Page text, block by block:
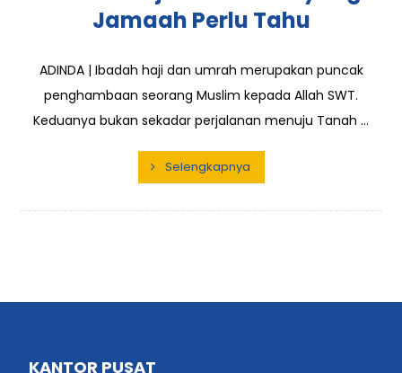
Jamaah Perlu Tahu
ADINDA | Ibadah haji dan umrah merupakan puncak
penghambaan seorang Muslim kepada Allah SWT.
Keduanya bukan sekadar perjalanan menuju Tanah ...
Selengkapnya
KANTOR PUSAT